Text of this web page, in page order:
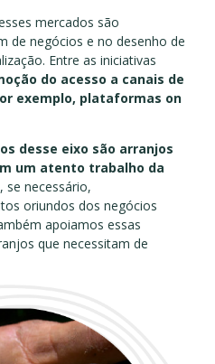
mercados são
de negócios e no desenho de
Entre as iniciativas
do acesso a canais de
exemplo, plataformas on
desse eixo são arranjos
um atento trabalho da
se necessário,
oriundos dos negócios
apoiamos essas
que necessitam de